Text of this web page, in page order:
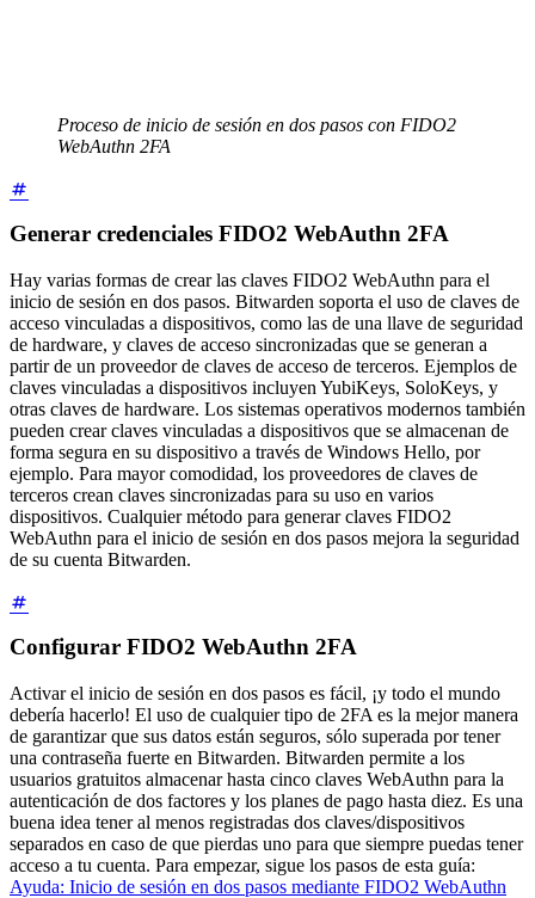
Proceso de inicio de sesión en dos pasos con FIDO2
WebAuthn 2FA
Generar credenciales FIDO2 WebAuthn 2FA
Hay varias formas de crear las claves FIDO2 WebAuthn para el
inicio de sesión en dos pasos. Bitwarden soporta el uso de claves de
acceso vinculadas a dispositivos, como las de una llave de seguridad
de hardware, y claves de acceso sincronizadas que se generan a
partir de un proveedor de claves de acceso de terceros. Ejemplos de
claves vinculadas a dispositivos incluyen YubiKeys, SoloKeys, y
otras claves de hardware. Los sistemas operativos modernos también
pueden crear claves vinculadas a dispositivos que se almacenan de
forma segura en su dispositivo a través de Windows Hello, por
ejemplo. Para mayor comodidad, los proveedores de claves de
terceros crean claves sincronizadas para su uso en varios
dispositivos. Cualquier método para generar claves FIDO2
WebAuthn para el inicio de sesión en dos pasos mejora la seguridad
de su cuenta Bitwarden.
Configurar FIDO2 WebAuthn 2FA
Activar el inicio de sesión en dos pasos es fácil, ¡y todo el mundo
debería hacerlo! El uso de cualquier tipo de 2FA es la mejor manera
de garantizar que sus datos están seguros, sólo superada por tener
una contraseña fuerte en Bitwarden. Bitwarden permite a los
usuarios gratuitos almacenar hasta cinco claves WebAuthn para la
autenticación de dos factores y los planes de pago hasta diez. Es una
buena idea tener al menos registradas dos claves/dispositivos
separados en caso de que pierdas uno para que siempre puedas tener
acceso a tu cuenta. Para empezar, sigue los pasos de esta guía:
Ayuda: Inicio de sesión en dos pasos mediante FIDO2 WebAuthn